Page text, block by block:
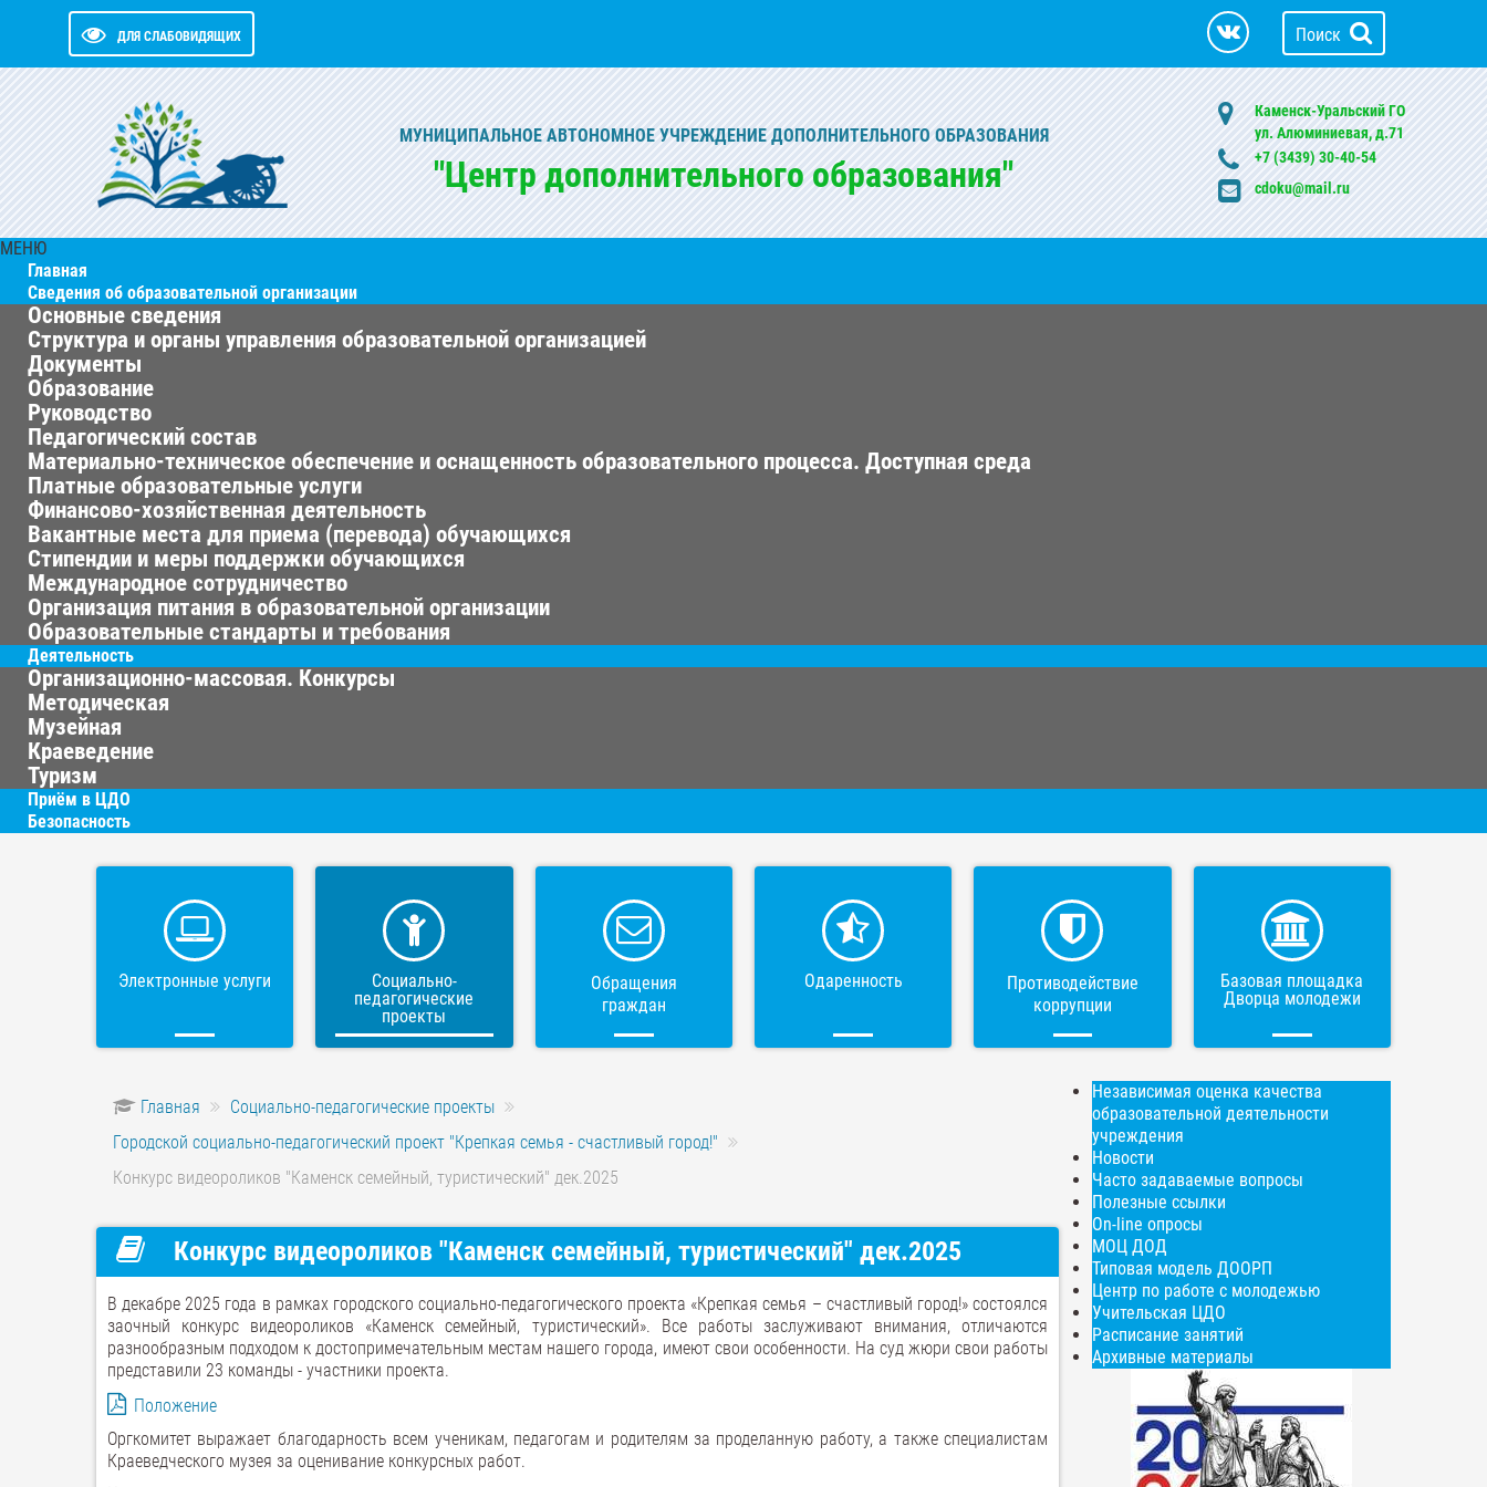
ДЛЯ СЛАБОВИДЯЩИХ Поиск
МУНИЦИПАЛЬНОЕ АВТОНОМНОЕ УЧРЕЖДЕНИЕ ДОПОЛНИТЕЛЬНОГО ОБРАЗОВАНИЯ
"Центр дополнительного образования"
Каменск-Уральский ГО
ул. Алюминиевая, д.71
+7 (3439) 30-40-54
cdoku@mail.ru
МЕНЮ
Главная
Сведения об образовательной организации
Основные сведения
Структура и органы управления образовательной организацией
Документы
Образование
Руководство
Педагогический состав
Материально-техническое обеспечение и оснащенность образовательного процесса. Доступная среда
Платные образовательные услуги
Финансово-хозяйственная деятельность
Вакантные места для приема (перевода) обучающихся
Стипендии и меры поддержки обучающихся
Международное сотрудничество
Организация питания в образовательной организации
Образовательные стандарты и требования
Деятельность
Организационно-массовая. Конкурсы
Методическая
Музейная
Краеведение
Туризм
Приём в ЦДО
Безопасность
Электронные услуги
Социально-
педагогические
проекты
Обращения
граждан
Одаренность
Противодействие
коррупции
Базовая площадка
Дворца молодежи
Главная
Социально-педагогические проекты
Городской социально-педагогический проект "Крепкая семья - счастливый город!"
Конкурс видеороликов "Каменск семейный, туристический" дек.2025
Конкурс видеороликов "Каменск семейный, туристический" дек.2025
В декабре 2025 года в рамках городского социально-педагогического проекта «Крепкая семья – счастливый город!» состоялся
заочный конкурс видеороликов «Каменск семейный, туристический». Все работы заслуживают внимания, отличаются
разнообразным подходом к достопримечательным местам нашего города, имеют свои особенности. На суд жюри свои работы
представили 23 команды - участники проекта.
Положение
Оргкомитет выражает благодарность всем ученикам, педагогам и родителям за проделанную работу, а также специалистам
Краеведческого музея за оценивание конкурсных работ.
Независимая оценка качества
образовательной деятельности
учреждения
Новости
Часто задаваемые вопросы
Полезные ссылки
On-line опросы
МОЦ ДОД
Типовая модель ДООРП
Центр по работе с молодежью
Учительская ЦДО
Расписание занятий
Архивные материалы